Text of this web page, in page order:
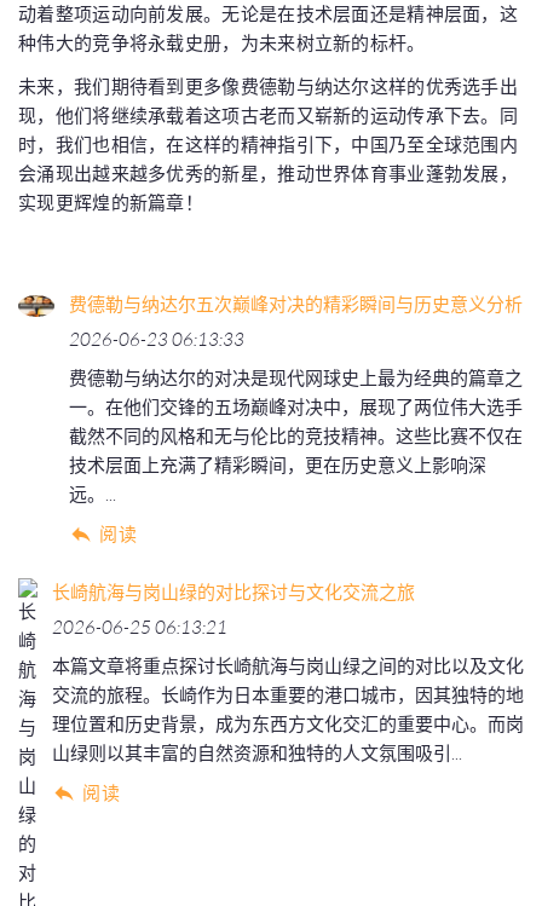
动着整项运动向前发展。无论是在技术层面还是精神层面，这
种伟大的竞争将永载史册，为未来树立新的标杆。
未来，我们期待看到更多像费德勒与纳达尔这样的优秀选手出
现，他们将继续承载着这项古老而又崭新的运动传承下去。同
时，我们也相信，在这样的精神指引下，中国乃至全球范围内
会涌现出越来越多优秀的新星，推动世界体育事业蓬勃发展，
实现更辉煌的新篇章！
费德勒与纳达尔五次巅峰对决的精彩瞬间与历史意义分析
2026-06-23 06:13:33
费德勒与纳达尔的对决是现代网球史上最为经典的篇章之
一。在他们交锋的五场巅峰对决中，展现了两位伟大选手
截然不同的风格和无与伦比的竞技精神。这些比赛不仅在
技术层面上充满了精彩瞬间，更在历史意义上影响深
远。...
阅读
长崎航海与岗山绿的对比探讨与文化交流之旅
2026-06-25 06:13:21
本篇文章将重点探讨长崎航海与岗山绿之间的对比以及文化
交流的旅程。长崎作为日本重要的港口城市，因其独特的地
理位置和历史背景，成为东西方文化交汇的重要中心。而岗
山绿则以其丰富的自然资源和独特的人文氛围吸引...
阅读